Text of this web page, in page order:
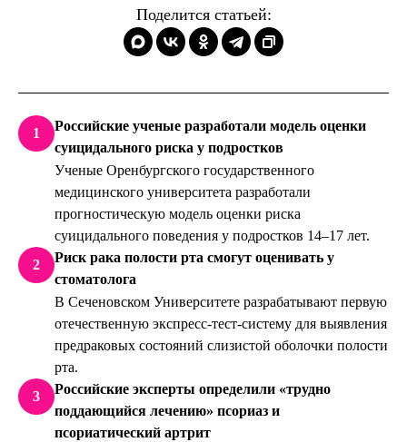
Поделится статьей:
1
Российские ученые разработали модель оценки
суицидального риска у подростков
Ученые Оренбургского государственного
медицинского университета разработали
прогностическую модель оценки риска
суицидального поведения у подростков 14–17 лет.
2
Риск рака полости рта смогут оценивать у
стоматолога
В Сеченовском Университете разрабатывают первую
отечественную экспресс-тест-систему для выявления
предраковых состояний слизистой оболочки полости
рта.
3
Российские эксперты определили «трудно
поддающийся лечению» псориаз и
псориатический артрит